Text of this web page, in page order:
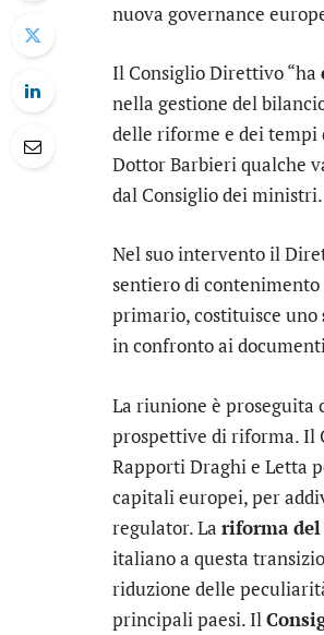
nuova governance
Il Consiglio Direttivo “ha
nella gestione del
delle riforme e dei tempi
Dottor Barbieri qualche
dal Consiglio dei ministri.
Nel suo intervento il
sentiero di
primario, costituisce uno
in confronto ai
La riunione è proseguita
prospettive di riforma. Il
Rapporti Draghi e Letta
capitali europei, per
regulator. La riforma del
italiano a questa
riduzione delle
principali paesi. Il